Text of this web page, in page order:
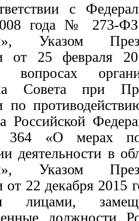
с
года № 273-ФЗ
Указом
от 25 февраля
вопросах
Совета при
по
Российской
«О мерах по
деятельности в
Указом
от 22 декабря 2015
лицами,
должности